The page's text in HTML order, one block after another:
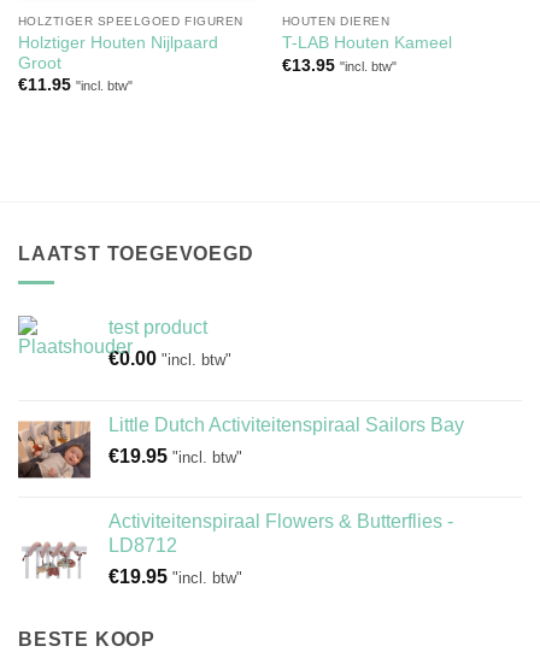
HOLZTIGER SPEELGOED FIGUREN
Holztiger Houten Nijlpaard
Groot
€11.95 "incl. btw"
HOUTEN DIEREN
T-LAB Houten Kameel
€13.95 "incl. btw"
LAATST TOEGEVOEGD
test product
€0.00 "incl. btw"
Little Dutch Activiteitenspiraal Sailors Bay
€19.95 "incl. btw"
Activiteitenspiraal Flowers & Butterflies -
LD8712
€19.95 "incl. btw"
BESTE KOOP